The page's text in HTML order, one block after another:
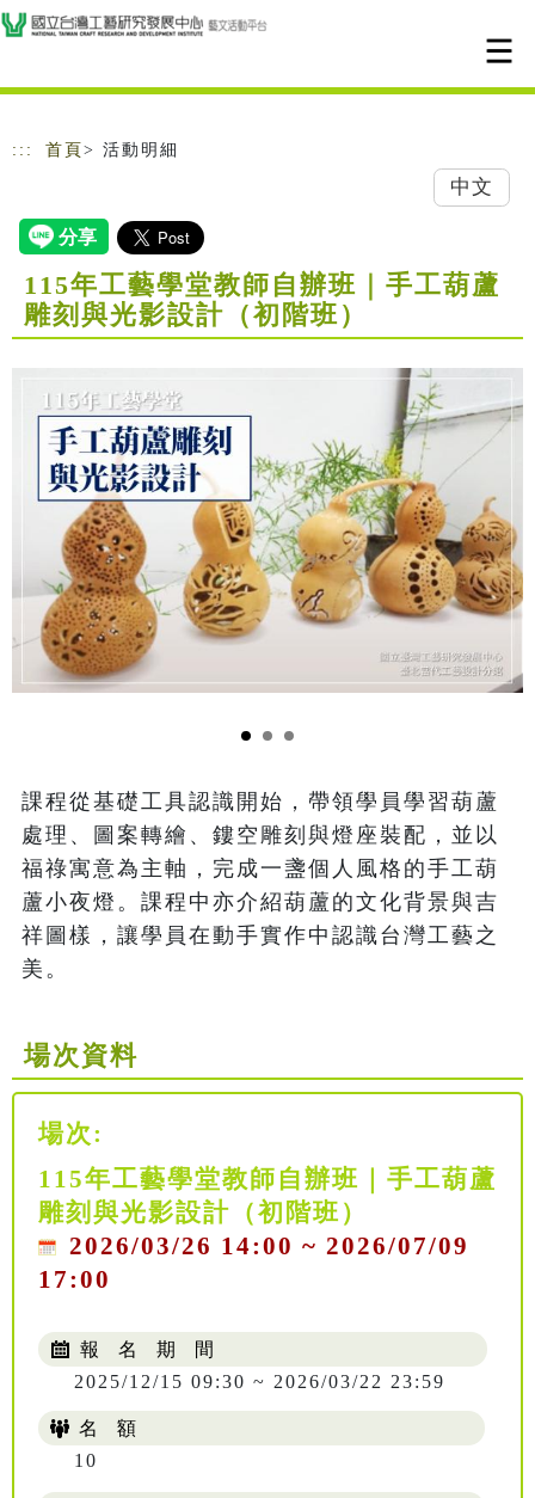
跳到主要內容
網站導覽
::: 首頁 > 活動明細
中文
115年工藝學堂教師自辦班｜手工葫蘆
雕刻與光影設計（初階班）
課程從基礎工具認識開始，帶領學員學習葫蘆
處理、圖案轉繪、鏤空雕刻與燈座裝配，並以
福祿寓意為主軸，完成一盞個人風格的手工葫
蘆小夜燈。課程中亦介紹葫蘆的文化背景與吉
祥圖樣，讓學員在動手實作中認識台灣工藝之
美。
場次資料
場次:
115年工藝學堂教師自辦班｜手工葫蘆
雕刻與光影設計（初階班）
2026/03/26 14:00 ~ 2026/07/09
17:00
報 名 期 間
2025/12/15 09:30 ~ 2026/03/22 23:59
名 額
10